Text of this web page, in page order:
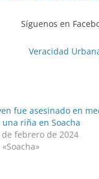
Síguenos en
Veracidad
fue asesinado en
una riña en Soacha
de febrero de 2024
«Soacha»